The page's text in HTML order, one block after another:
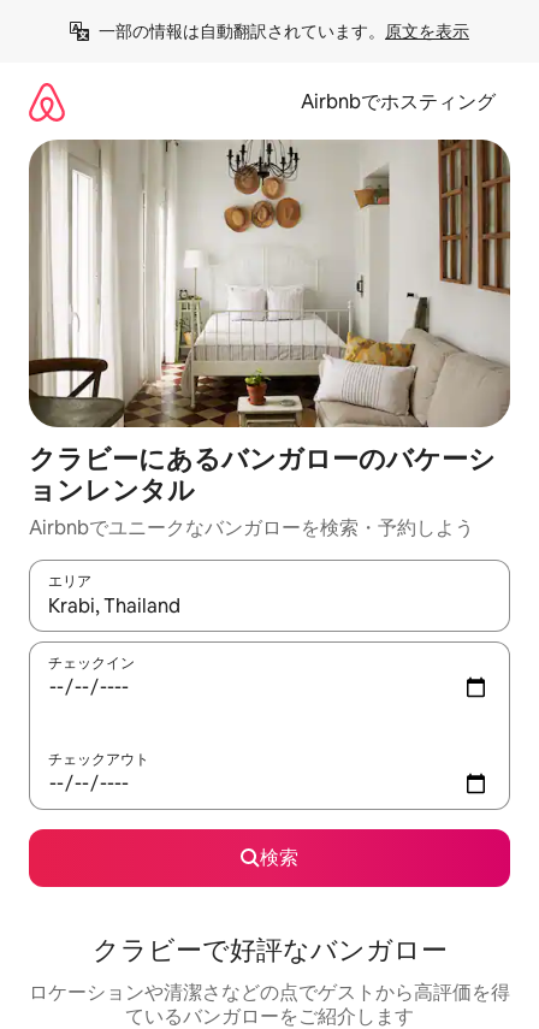
一部の情報は自動翻訳されています。 原文を表示
Airbnbでホスティング
クラビーにあるバンガローのバケーシ
ョンレンタル
Airbnbでユニークなバンガローを検索・予約しよう
エリア
検索結果が表示されたら、上下の矢印キーを使って移動するか
チェックイン
チェックアウト
検索
クラビーで好評なバンガロー
ロケーションや清潔さなどの点でゲストから高評価を得
ているバンガローをご紹介します